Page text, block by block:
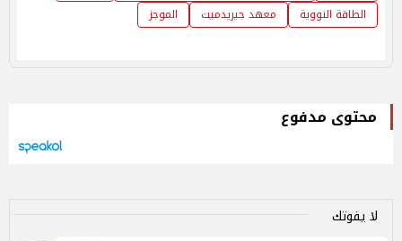
الطاقة النووية
معهد جيريدميت الموجز
محتوى مدفوع
لا يفوتك